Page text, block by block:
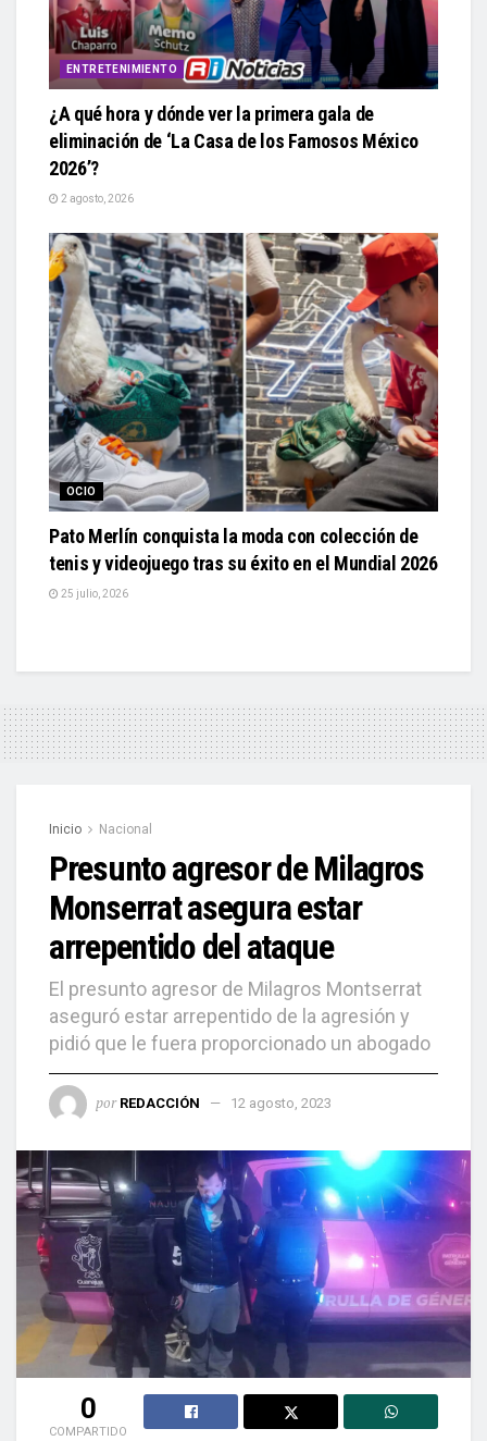
ENTRETENIMIENTO
¿A qué hora y dónde ver la primera gala de
eliminación de ‘La Casa de los Famosos México
2026’?
2 agosto, 2026
OCIO
Pato Merlín conquista la moda con colección de
tenis y videojuego tras su éxito en el Mundial 2026
25 julio, 2026
Inicio Nacional
Presunto agresor de Milagros
Monserrat asegura estar
arrepentido del ataque
El presunto agresor de Milagros Montserrat
aseguró estar arrepentido de la agresión y
pidió que le fuera proporcionado un abogado
por REDACCIÓN 12 agosto, 2023
0
COMPARTIDO